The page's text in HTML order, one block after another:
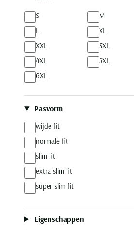
Polo Ralph Lauren
State of Art
Superdry
Tommy Hilfiger
Vanguard
Venti
Xacus
S
M
L
XL
XXL
3XL
4XL
5XL
6XL
Pasvorm
wijde fit
normale fit
slim fit
extra slim fit
super slim fit
Eigenschappen